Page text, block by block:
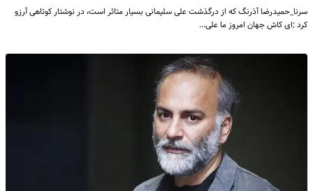
سرنا_حمیدرضا آذرنگ که از درگذشت علی سلیمانی بسیار متاثر است، در نوشتار کوتاهی آرزو
کرد ;ای کاش جهان امروز ما علی…